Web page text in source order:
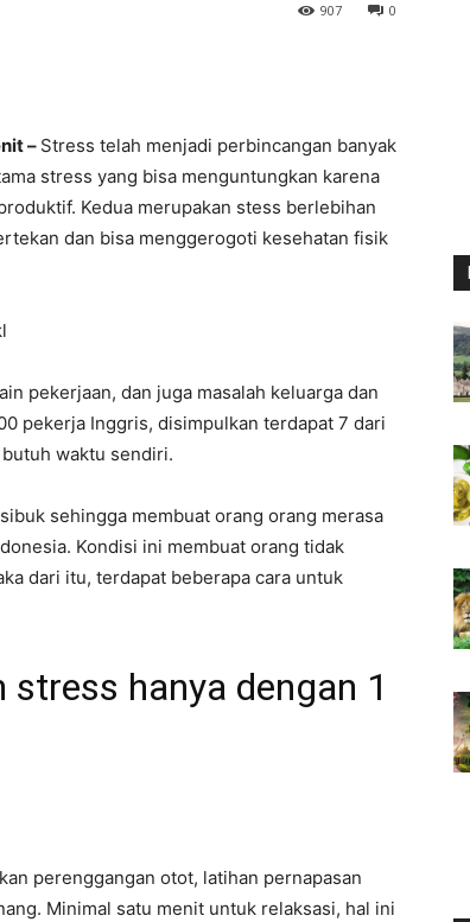
0
907
– Stress telah menjadi perbincangan banyak
stress yang bisa menguntungkan karena
Kedua merupakan stess berlebihan
dan bisa menggerogoti kesehatan fisik
pekerjaan, dan juga masalah keluarga dan
pekerja Inggris, disimpulkan terdapat 7 dari
waktu sendiri.
sehingga membuat orang orang merasa
Kondisi ini membuat orang tidak
dari itu, terdapat beberapa cara untuk
hanya dengan 1
perenggangan otot, latihan pernapasan
Minimal satu menit untuk relaksasi, hal ini